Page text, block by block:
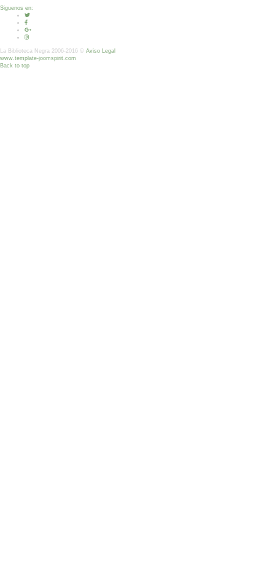
Siguenos en:
La Biblioteca Negra 2006-2016 © Aviso Legal
www.template-joomspirit.com
Back to top